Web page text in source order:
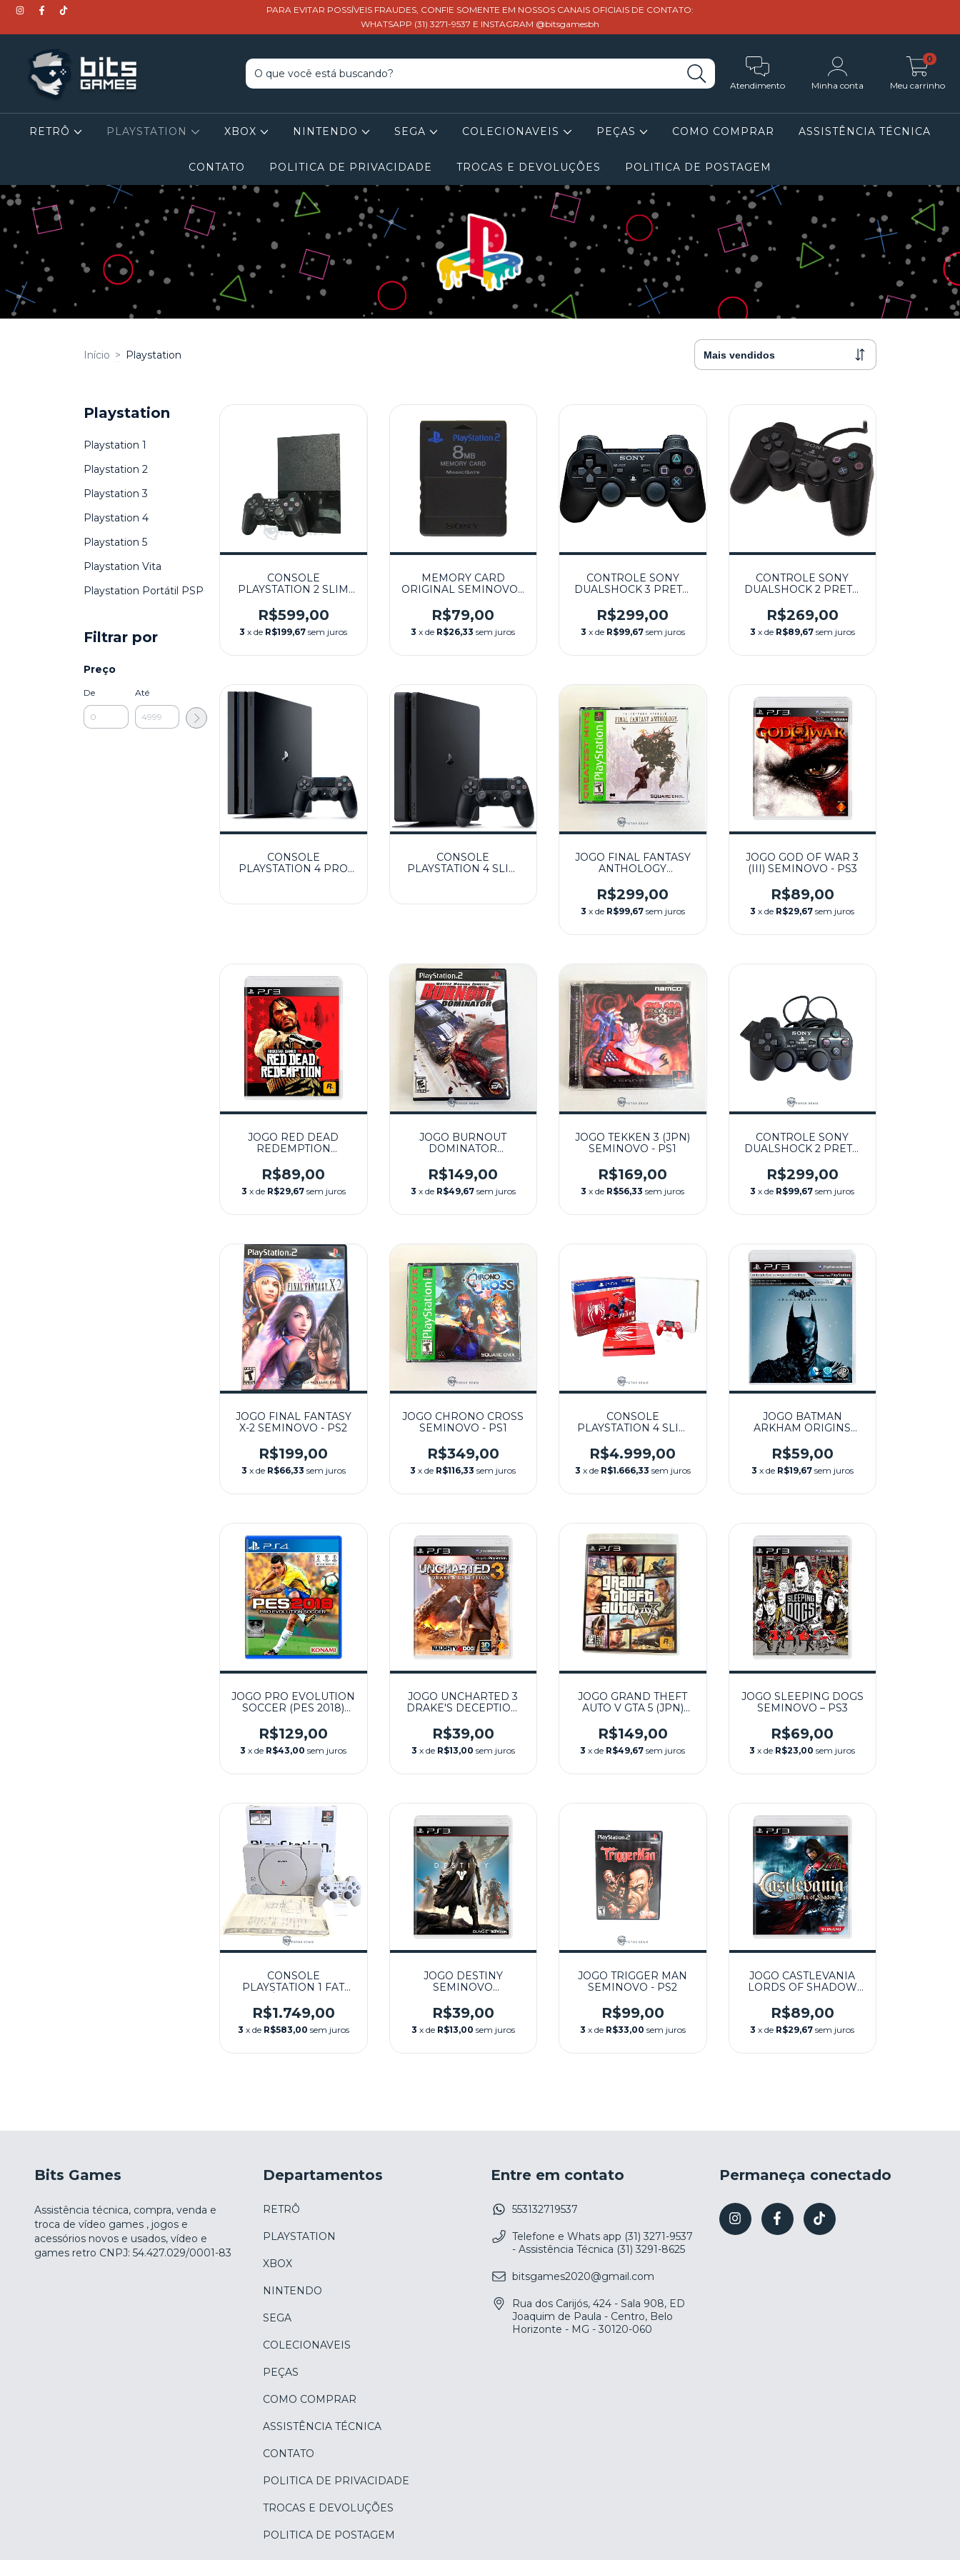
PARA EVITAR POSSÍVEIS FRAUDES, CONFIE SOMENTE EM NOSSOS CANAIS OFICIAIS DE CONTATO:
WHATSAPP (31) 3271-9537 E INSTAGRAM @bitsgamesbh
Atendimento Minha conta Meu carrinho
0
RETRÔ PLAYSTATION XBOX NINTENDO SEGA COLECIONAVEIS PEÇAS COMO COMPRAR ASSISTÊNCIA TÉCNICA
CONTATO POLITICA DE PRIVACIDADE TROCAS E DEVOLUÇÕES POLITICA DE POSTAGEM
Início > Playstation
Playstation
Playstation 1
Playstation 2
Playstation 3
Playstation 4
Playstation 5
Playstation Vita
Playstation Portátil PSP
Filtrar por
Preço
De Até
CONSOLE
PLAYSTATION 2 SLIM
PRIMEIRA LINHA)
SEMINOVO - SONY
R$599,00
3 x de R$199,67 sem juros
MEMORY CARD
ORIGINAL SEMINOVO -
R$79,00
3 x de R$26,33 sem juros
CONTROLE SONY
DUALSHOCK 3 PRETO
R$299,00
3 x de R$99,67 sem juros
CONTROLE SONY
DUALSHOCK 2 PRETO
R$269,00
3 x de R$89,67 sem juros
CONSOLE
PLAYSTATION 4 PRO
CONSOLE
PLAYSTATION 4 SLIM
JOGO FINAL FANTASY
ANTHOLOGY
R$299,00
3 x de R$99,67 sem juros
JOGO GOD OF WAR 3
(III) SEMINOVO - PS3
R$89,00
3 x de R$29,67 sem juros
JOGO RED DEAD
REDEMPTION
R$89,00
3 x de R$29,67 sem juros
JOGO BURNOUT
DOMINATOR
R$149,00
3 x de R$49,67 sem juros
JOGO TEKKEN 3 (JPN)
SEMINOVO - PS1
R$169,00
3 x de R$56,33 sem juros
CONTROLE SONY
DUALSHOCK 2 PRETO
SEMINOVO - PS2
R$299,00
3 x de R$99,67 sem juros
JOGO FINAL FANTASY
X-2 SEMINOVO - PS2
R$199,00
3 x de R$66,33 sem juros
JOGO CHRONO CROSS
SEMINOVO - PS1
R$349,00
3 x de R$116,33 sem juros
CONSOLE
PLAYSTATION 4 SLIM
SPIDER-MAN EDITION)
NA CAIXA SEMINOVO -
PS4
R$4.999,00
3 x de R$1.666,33 sem juros
JOGO BATMAN
ARKHAM ORIGINS
R$59,00
3 x de R$19,67 sem juros
JOGO PRO EVOLUTION
SOCCER (PES 2018)
R$129,00
3 x de R$43,00 sem juros
JOGO UNCHARTED 3
DRAKE'S DECEPTION
R$39,00
3 x de R$13,00 sem juros
JOGO GRAND THEFT
AUTO V GTA 5 (JPN)
R$149,00
3 x de R$49,67 sem juros
JOGO SLEEPING DOGS
SEMINOVO – PS3
R$69,00
3 x de R$23,00 sem juros
CONSOLE
PLAYSTATION 1 FAT
NA CAIXA SEMINOVO -
SONY
R$1.749,00
3 x de R$583,00 sem juros
JOGO DESTINY
SEMINOVO
INATIVOS) – PS3
R$39,00
3 x de R$13,00 sem juros
JOGO TRIGGER MAN
SEMINOVO - PS2
R$99,00
3 x de R$33,00 sem juros
JOGO CASTLEVANIA
LORDS OF SHADOW
R$89,00
3 x de R$29,67 sem juros
Bits Games
Assistência técnica, compra, venda e
troca de vídeo games , jogos e
acessórios novos e usados, vídeo e
games retro CNPJ: 54.427.029/0001-83
Departamentos
RETRÔ
PLAYSTATION
XBOX
NINTENDO
SEGA
COLECIONAVEIS
PEÇAS
COMO COMPRAR
ASSISTÊNCIA TÉCNICA
CONTATO
POLITICA DE PRIVACIDADE
TROCAS E DEVOLUÇÕES
POLITICA DE POSTAGEM
Entre em contato
553132719537
Telefone e Whats app (31) 3271-9537
- Assistência Técnica (31) 3291-8625
bitsgames2020@gmail.com
Rua dos Carijós, 424 - Sala 908, ED
Joaquim de Paula - Centro, Belo
Horizonte - MG - 30120-060
Permaneça conectado